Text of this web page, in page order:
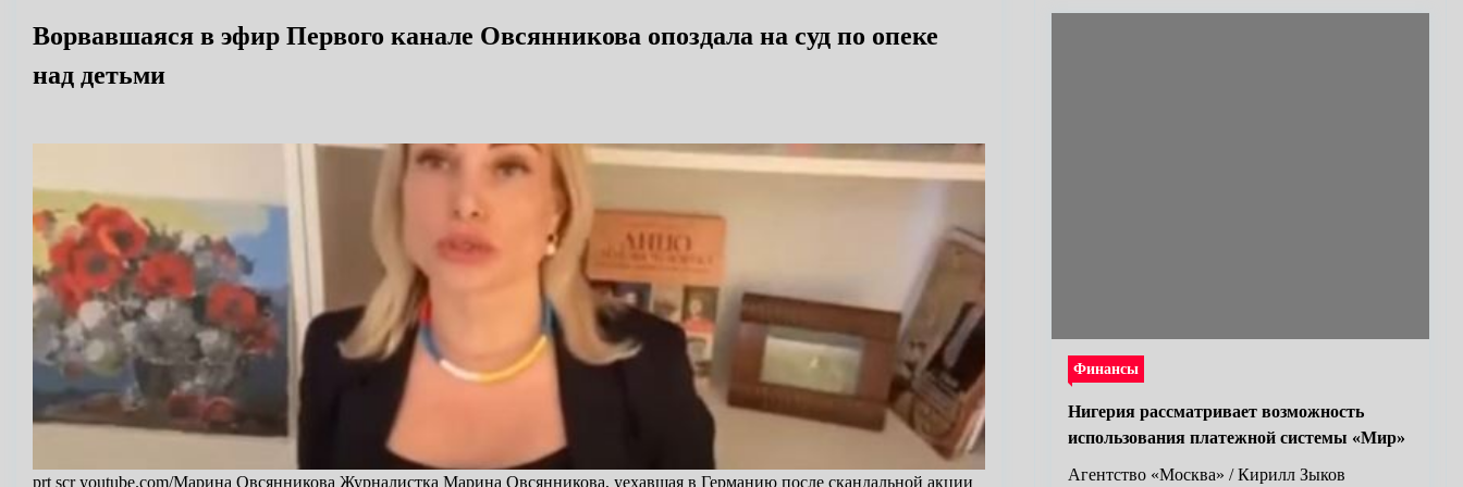
Ворвавшаяся в эфир Первого канале Овсянникова опоздала на суд по опеке
над детьми
prt scr youtube.com/Марина Овсянникова Журналистка Марина Овсянникова, уехавшая в Германию после скандальной акции
Финансы
Нигерия рассматривает возможность
использования платежной системы «Мир»
Агентство «Москва» / Кирилл Зыков